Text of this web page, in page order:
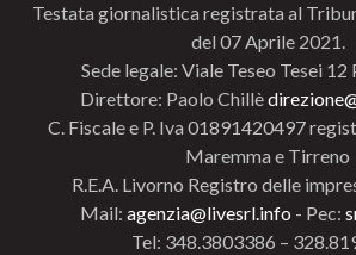
Testata giornalistica registrata al
del 07 Aprile 2021.
Sede legale: Viale Teseo Tesei
Direttore: Paolo Chillè
C. Fiscale e P. Iva 01891420497
Maremma e Tirreno
R.E.A. Livorno Registro delle
Mail: agenzia@livesrl.info - Pec:
Tel: 348.3803386 –